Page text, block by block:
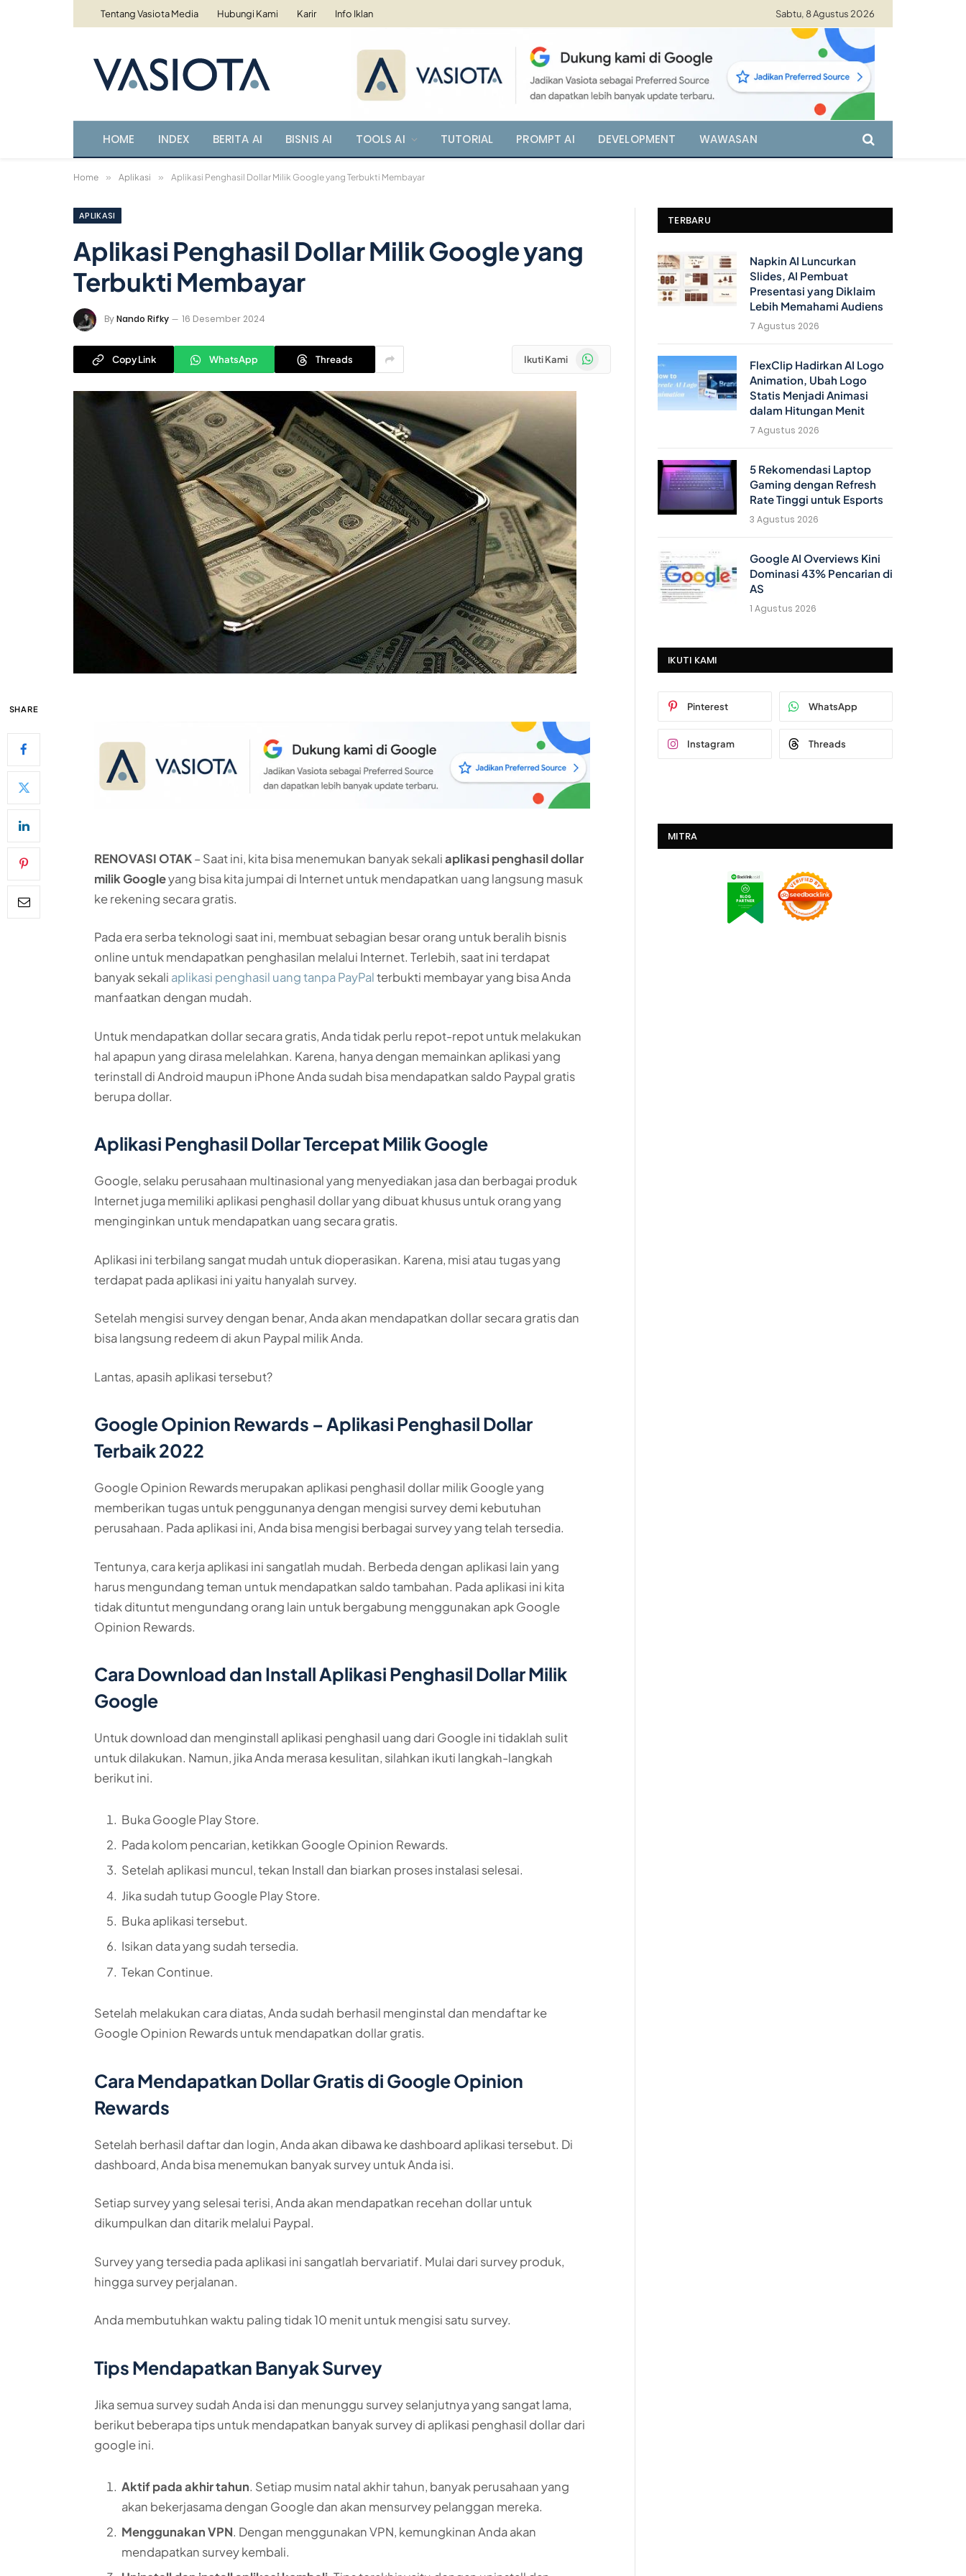
Tentang Vasiota Media Hubungi Kami Karir Info Iklan Sabtu, 8 Agustus 2026
HOME INDEX BERITA AI BISNIS AI TOOLS AI TUTORIAL PROMPT AI DEVELOPMENT WAWASAN
Home » Aplikasi » Aplikasi Penghasil Dollar Milik Google yang Terbukti Membayar
APLIKASI
Aplikasi Penghasil Dollar Milik Google yang
Terbukti Membayar
ByNando Rifky 16 Desember 2024
Copy Link WhatsApp Threads Ikuti Kami WhatsApp
SHARE
RENOVASI OTAK– Saat ini, kita bisa menemukan banyak sekaliaplikasi penghasil dollar
milik Googleyang bisa kita jumpai di Internet untuk mendapatkan uang langsung masuk
ke rekening secara gratis.
Pada era serba teknologi saat ini, membuat sebagian besar orang untuk beralih bisnis
online untuk mendapatkan penghasilan melalui Internet. Terlebih, saat ini terdapat
banyak sekali aplikasi penghasil uang tanpa PayPalterbukti membayar yang bisa Anda
manfaatkan dengan mudah.
Untuk mendapatkan dollar secara gratis, Anda tidak perlu repot-repot untuk melakukan
hal apapun yang dirasa melelahkan. Karena, hanya dengan memainkan aplikasi yang
terinstall di Android maupun iPhone Anda sudah bisa mendapatkan saldo Paypal gratis
berupa dollar.
Aplikasi Penghasil Dollar Tercepat Milik Google
Google, selaku perusahaan multinasional yang menyediakan jasa dan berbagai produk
Internet juga memiliki aplikasi penghasil dollar yang dibuat khusus untuk orang yang
menginginkan untuk mendapatkan uang secara gratis.
Aplikasi ini terbilang sangat mudah untuk dioperasikan. Karena, misi atau tugas yang
terdapat pada aplikasi ini yaitu hanyalah survey.
Setelah mengisi survey dengan benar, Anda akan mendapatkan dollar secara gratis dan
bisa langsung redeem di akun Paypal milik Anda.
Lantas, apasih aplikasi tersebut?
Google Opinion Rewards – Aplikasi Penghasil Dollar
Terbaik 2022
Google Opinion Rewards merupakan aplikasi penghasil dollar milik Google yang
memberikan tugas untuk penggunanya dengan mengisi survey demi kebutuhan
perusahaan. Pada aplikasi ini, Anda bisa mengisi berbagai survey yang telah tersedia.
Tentunya, cara kerja aplikasi ini sangatlah mudah. Berbeda dengan aplikasi lain yang
harus mengundang teman untuk mendapatkan saldo tambahan. Pada aplikasi ini kita
tidak dituntut mengundang orang lain untuk bergabung menggunakan apk Google
Opinion Rewards.
Cara Download dan Install Aplikasi Penghasil Dollar Milik
Google
Untuk download dan menginstall aplikasi penghasil uang dari Google ini tidaklah sulit
untuk dilakukan. Namun, jika Anda merasa kesulitan, silahkan ikuti langkah-langkah
berikut ini.
Buka Google Play Store.
Pada kolom pencarian, ketikkan Google Opinion Rewards.
Setelah aplikasi muncul, tekan Install dan biarkan proses instalasi selesai.
Jika sudah tutup Google Play Store.
Buka aplikasi tersebut.
Isikan data yang sudah tersedia.
Tekan Continue.
Setelah melakukan cara diatas, Anda sudah berhasil menginstal dan mendaftar ke
Google Opinion Rewards untuk mendapatkan dollar gratis.
Cara Mendapatkan Dollar Gratis di Google Opinion
Rewards
Setelah berhasil daftar dan login, Anda akan dibawa ke dashboard aplikasi tersebut. Di
dashboard, Anda bisa menemukan banyak survey untuk Anda isi.
Setiap survey yang selesai terisi, Anda akan mendapatkan recehan dollar untuk
dikumpulkan dan ditarik melalui Paypal.
Survey yang tersedia pada aplikasi ini sangatlah bervariatif. Mulai dari survey produk,
hingga survey perjalanan.
Anda membutuhkan waktu paling tidak 10 menit untuk mengisi satu survey.
Tips Mendapatkan Banyak Survey
Jika semua survey sudah Anda isi dan menunggu survey selanjutnya yang sangat lama,
berikut beberapa tips untuk mendapatkan banyak survey di aplikasi penghasil dollar dari
google ini.
Aktif pada akhir tahun. Setiap musim natal akhir tahun, banyak perusahaan yang
akan bekerjasama dengan Google dan akan mensurvey pelanggan mereka.
Menggunakan VPN. Dengan menggunakan VPN, kemungkinan Anda akan
mendapatkan survey kembali.
TERBARU
Napkin AI Luncurkan
Slides, AI Pembuat
Presentasi yang Diklaim
Lebih Memahami Audiens
7 Agustus 2026
FlexClip Hadirkan AI Logo
Animation, Ubah Logo
Statis Menjadi Animasi
dalam Hitungan Menit
7 Agustus 2026
5 Rekomendasi Laptop
Gaming dengan Refresh
Rate Tinggi untuk Esports
3 Agustus 2026
Google AI Overviews Kini
Dominasi 43% Pencarian di
AS
1 Agustus 2026
IKUTI KAMI
Pinterest WhatsApp
Instagram Threads
MITRA